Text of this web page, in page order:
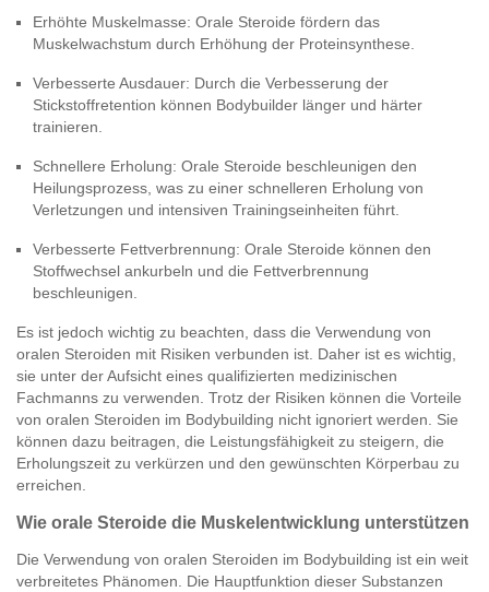
Erhöhte Muskelmasse: Orale Steroide fördern das
Muskelwachstum durch Erhöhung der Proteinsynthese.
Verbesserte Ausdauer: Durch die Verbesserung der
Stickstoffretention können Bodybuilder länger und härter
trainieren.
Schnellere Erholung: Orale Steroide beschleunigen den
Heilungsprozess, was zu einer schnelleren Erholung von
Verletzungen und intensiven Trainingseinheiten führt.
Verbesserte Fettverbrennung: Orale Steroide können den
Stoffwechsel ankurbeln und die Fettverbrennung
beschleunigen.
Es ist jedoch wichtig zu beachten, dass die Verwendung von
oralen Steroiden mit Risiken verbunden ist. Daher ist es wichtig,
sie unter der Aufsicht eines qualifizierten medizinischen
Fachmanns zu verwenden. Trotz der Risiken können die Vorteile
von oralen Steroiden im Bodybuilding nicht ignoriert werden. Sie
können dazu beitragen, die Leistungsfähigkeit zu steigern, die
Erholungszeit zu verkürzen und den gewünschten Körperbau zu
erreichen.
Wie orale Steroide die Muskelentwicklung unterstützen
Die Verwendung von oralen Steroiden im Bodybuilding ist ein weit
verbreitetes Phänomen. Die Hauptfunktion dieser Substanzen